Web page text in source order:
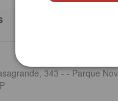
343 - - Parque Novo